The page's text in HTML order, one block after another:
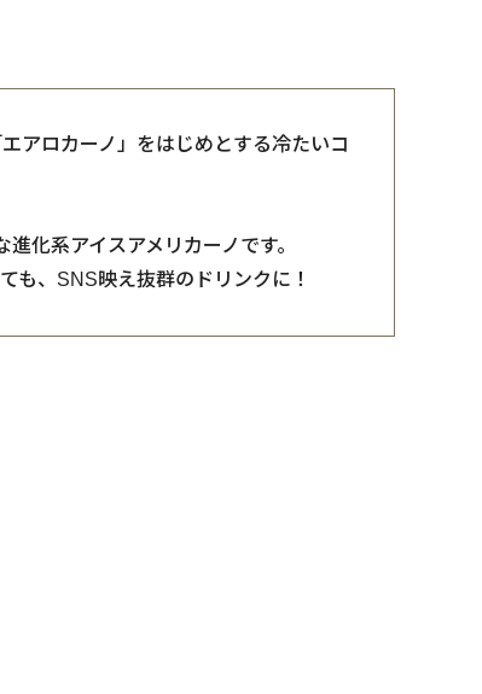
アロカーノ」をはじめとする冷たいコ
化系アイスアメリカーノです。
も、SNS映え抜群のドリンクに！